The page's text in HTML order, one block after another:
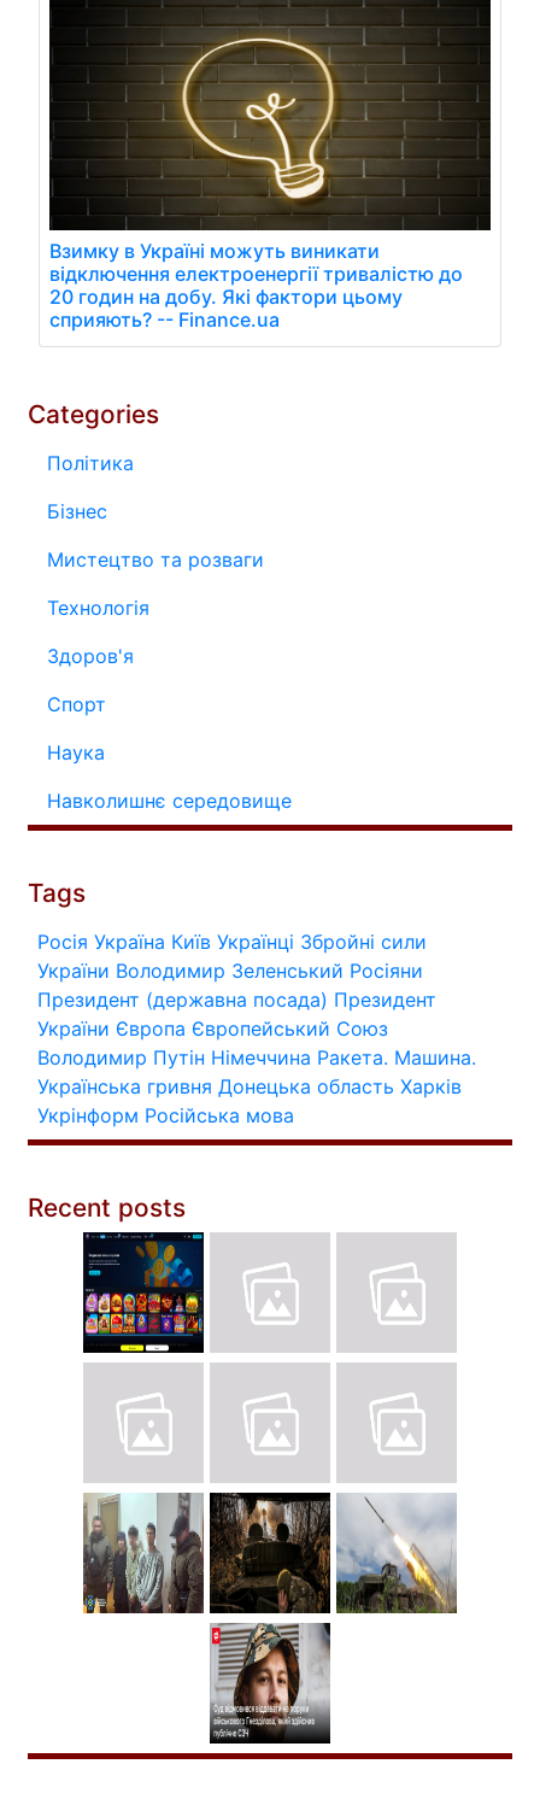
Взимку в Україні можуть виникати
відключення електроенергії тривалістю до
20 годин на добу. Які фактори цьому
сприяють? -- Finance.ua
Categories
Політика
Бізнес
Мистецтво та розваги
Технологія
Здоров'я
Спорт
Наука
Навколишнє середовище
Tags
Росія Україна Київ Українці Збройні сили
України Володимир Зеленський Росіяни
Президент (державна посада) Президент
України Європа Європейський Союз
Володимир Путін Німеччина Ракета. Машина.
Українська гривня Донецька область Харків
Укрінформ Російська мова
Recent posts